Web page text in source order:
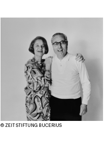
© ZEIT STIFTUNG BUCERIUS